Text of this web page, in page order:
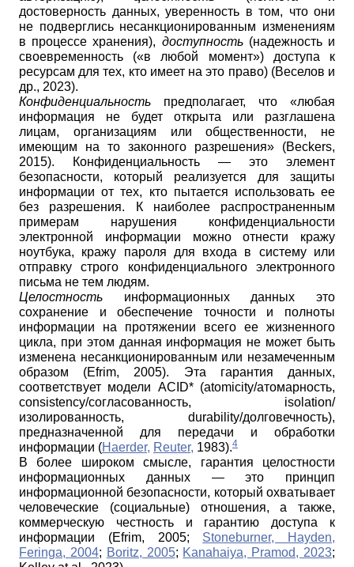
достоверность данных, уверенность в том, что они
не подверглись несанкционированным изменениям
в процессе хранения), доступность(надежность и
своевременность («в любой момент») доступа к
ресурсам для тех, кто имеет на это право) (Веселов и
др., 2023).
Конфиденциальность предполагает, что «любая
информация не будет открыта или разглашена
лицам, организациям или общественности, не
имеющим на то законного разрешения» (Beckers,
2015). Конфиденциальность — это элемент
безопасности, который реализуется для защиты
информации от тех, кто пытается использовать ее
без разрешения. К наиболее распространенным
примерам нарушения конфиденциальности
электронной информации можно отнести кражу
ноутбука, кражу пароля для входа в систему или
отправку строго конфиденциального электронного
письма не тем людям.
Целостность информационных данных это
сохранение и обеспечение точности и полноты
информации на протяжении всего ее жизненного
цикла, при этом данная информация не может быть
изменена несанкционированным или незамеченным
образом (Efrim, 2005). Эта гарантия данных,
соответствует модели ACID* (atomicity/атомарность,
consistency/согласованность, isolation/
изолированность, durability/долговечность),
предназначенной для передачи и обработки
информации (Haerder, Reuter, 1983).4
В более широком смысле, гарантия целостности
информационных данных — это принцип
информационной безопасности, который охватывает
человеческие (социальные) отношения, а также,
коммерческую честность и гарантию доступа к
информации (Efrim, 2005; Stoneburner, Hayden,
Feringa, 2004; Boritz, 2005; Kanahaiya, Pramod, 2023;